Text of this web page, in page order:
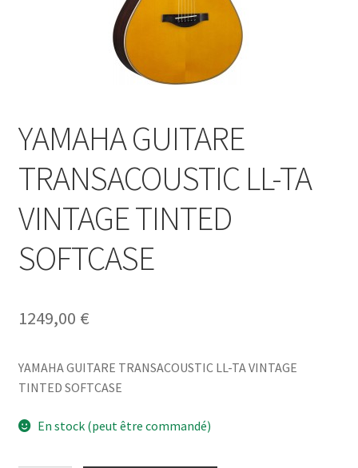
YAMAHA GUITARE
TRANSACOUSTIC LL-TA
VINTAGE TINTED
SOFTCASE
1249,00 €
YAMAHA GUITARE TRANSACOUSTIC LL-TA VINTAGE
TINTED SOFTCASE
En stock (peut être commandé)